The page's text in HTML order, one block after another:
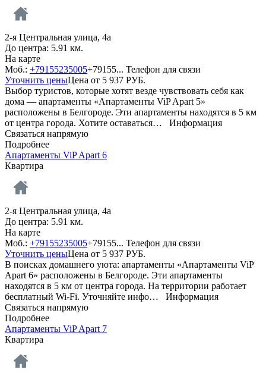
2-я Центральная улица, 4а
До центра: 5.91 км.
На карте
Моб.: +79155235005+79155... Телефон для связи
Уточнить ценыЦена от 5 937 РУБ.
Выбор туристов, которые хотят везде чувствовать себя как
дома — апартаменты «Апартаменты ViP Apart 5»
расположены в Белгороде. Эти апартаменты находятся в 5 км
от центра города. Хотите оставаться… Информация
Связаться напрямую
Подробнее
Апартаменты ViP Apart 6
Квартира
2-я Центральная улица, 4а
До центра: 5.91 км.
На карте
Моб.: +79155235005+79155... Телефон для связи
Уточнить ценыЦена от 5 937 РУБ.
В поисках домашнего уюта: апартаменты «Апартаменты ViP
Apart 6» расположены в Белгороде. Эти апартаменты
находятся в 5 км от центра города. На территории работает
бесплатный Wi-Fi. Уточняйте инфо… Информация
Связаться напрямую
Подробнее
Апартаменты ViP Apart 7
Квартира